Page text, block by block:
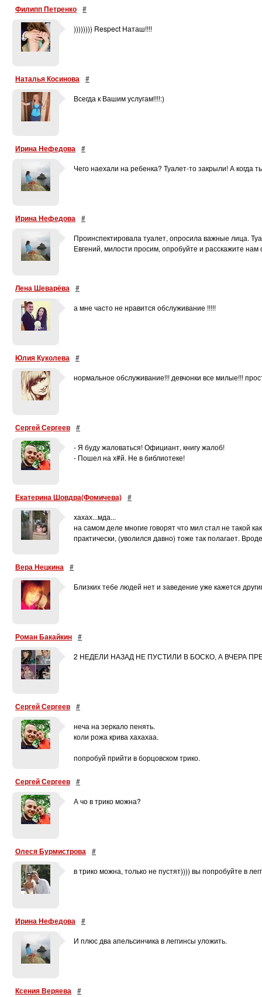
Филипп Петренко #
)))))))) Respect Наташ!!!!
Наталья Косинова #
Всегда к Вашим услугам!!!!:)
Ирина Нефедова #
Чего наехали на ребенка? Туалет-то закрыли! А когда
Ирина Нефедова #
Проинспектировала туалет, опросила важные лица.
Евгений, милости просим, опробуйте и расскажите нам
Лена Шеварёва #
а мне часто не нравится обслуживание !!!!!
Юлия Куколева #
нормальное обслуживание!!! девчонки все милые!!!
Сергей Сергеев #
- Я буду жаловаться! Официант, книгу жалоб!
- Пошел на х#й. Не в библиотеке!
Екатерина Шовдра(Фомичева) #
хахах...мда...
на самом деле многие говорят что мил стал не такой
практически, (уволился давно) тоже так полагает.
Вера Нецкина #
Близких тебе людей нет и заведение уже кажется
Роман Бакайкин #
2 НЕДЕЛИ НАЗАД НЕ ПУСТИЛИ В БОСКО, А ВЧЕРА
Сергей Сергеев #
неча на зеркало пенять.
коли рожа крива хахахаа.
попробуй прийти в борцовском трико.
Сергей Сергеев #
А чо в трико можна?
Олеся Бурмистрова #
в трико можна, только не пустят)))) вы попробуйте в
Ирина Нефедова #
И плюс два апельсинчика в леггинсы уложить.
Ксения Веряева #